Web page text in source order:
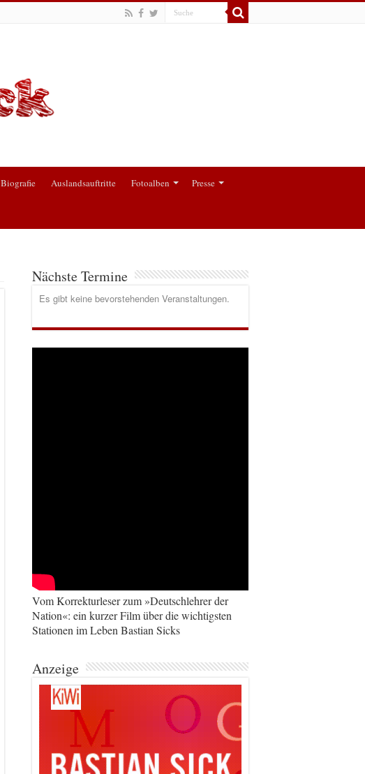
Biografie Auslandsauftritte Fotoalben Presse
Nächste Termine
Es gibt keine bevorstehenden Veranstaltungen.
Vom Korrekturleser zum »Deutschlehrer der
Nation«: ein kurzer Film über die wichtigsten
Stationen im Leben Bastian Sicks
Anzeige